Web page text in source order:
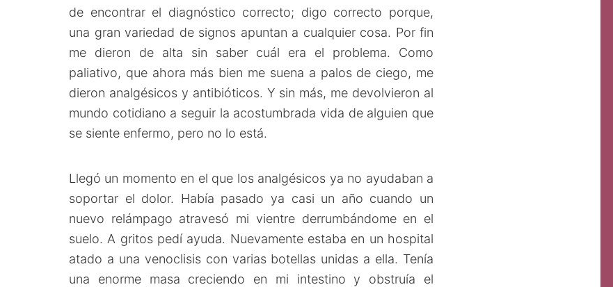
de encontrar el diagnóstico correcto; digo correcto porque,
una gran variedad de signos apuntan a cualquier cosa. Por fin
me dieron de alta sin saber cuál era el problema. Como
paliativo, que ahora más bien me suena a palos de ciego, me
dieron analgésicos y antibióticos. Y sin más, me devolvieron al
mundo cotidiano a seguir la acostumbrada vida de alguien que
se siente enfermo, pero no lo está.
Llegó un momento en el que los analgésicos ya no ayudaban a
soportar el dolor. Había pasado ya casi un año cuando un
nuevo relámpago atravesó mi vientre derrumbándome en el
suelo. A gritos pedí ayuda. Nuevamente estaba en un hospital
atado a una venoclisis con varias botellas unidas a ella. Tenía
una enorme masa creciendo en mi intestino y obstruía el